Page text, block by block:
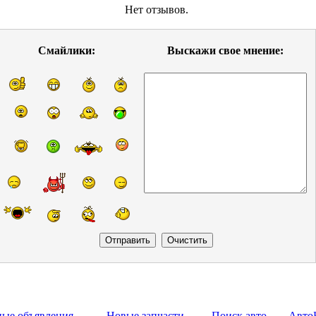
Нет отзывов.
Смайлики: Выскажи свое мнение: